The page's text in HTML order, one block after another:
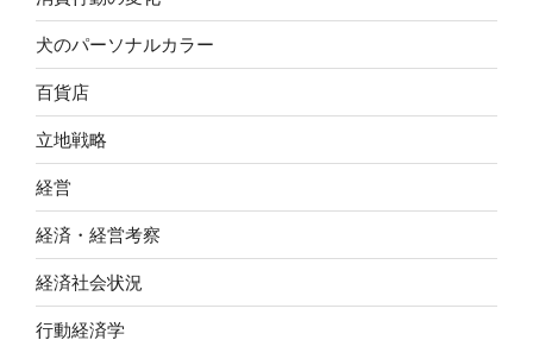
犬のパーソナルカラー
百貨店
立地戦略
経営
経済・経営考察
経済社会状況
行動経済学